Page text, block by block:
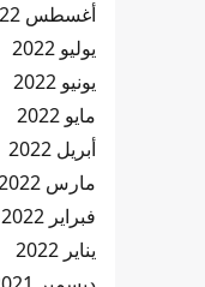
أغسطس 2022
يوليو 2022
يونيو 2022
مايو 2022
أبريل 2022
مارس 2022
فبراير 2022
يناير 2022